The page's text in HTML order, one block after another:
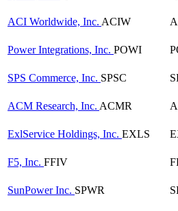
ACI Worldwide, Inc. ACIW
Power Integrations, Inc. POWI
SPS Commerce, Inc. SPSC
ACM Research, Inc. ACMR
ExlService Holdings, Inc. EXLS
F5, Inc. FFIV
SunPower Inc. SPWR